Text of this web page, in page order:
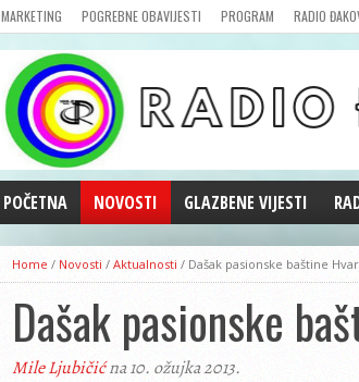
MARKETING POGREBNE OBAVIJESTI PROGRAM RADIO
POČETNA NOVOSTI
AKTUALNOSTI
CRNA KRONIKA
POLITIKA
ZANIMLJIVOSTI
GOSPODARSTVO
GLAZBENE VIJESTI
Home / Novosti / Aktualnosti / Dašak pasionske baštine
Dašak pasionske
Mile Ljubičićna 10. ožujka 2013.